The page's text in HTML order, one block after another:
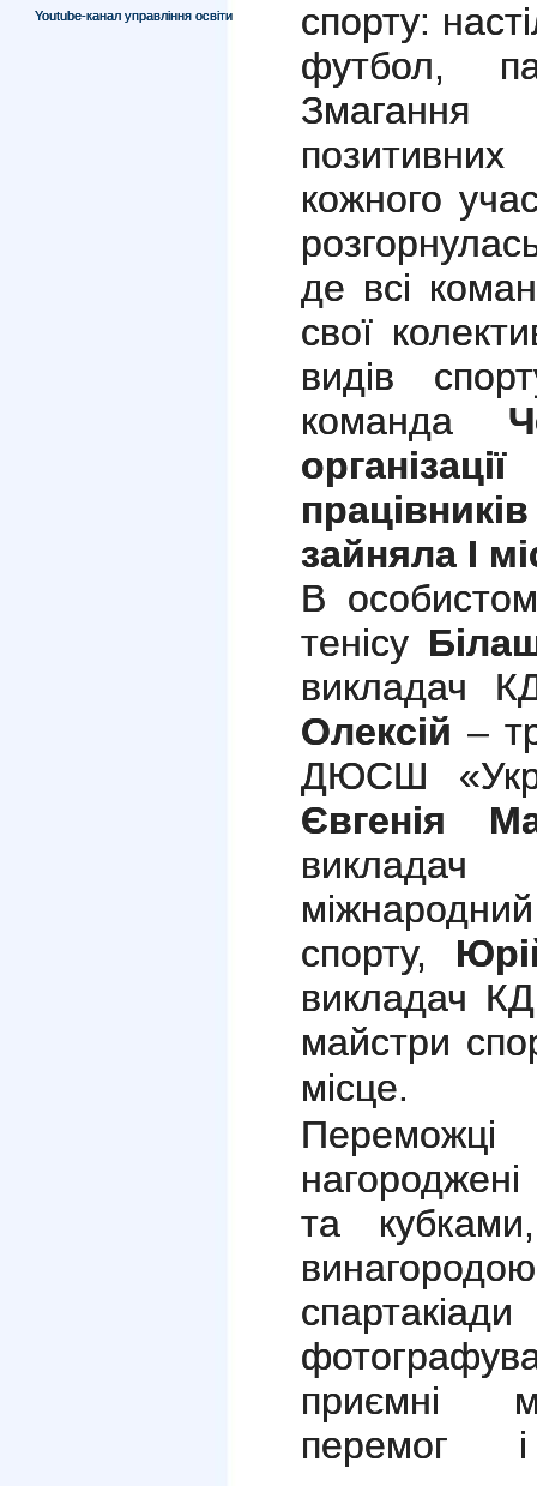
Youtube-канал управління освіти
спорту:
футбол,
кожного
де всі
свої
видів
команда
зайняла І
В
тенісу
Олексій –
ДЮСШ
Євгенія
спорту,
викладач
майстри
місце.
та
приємні
перемог